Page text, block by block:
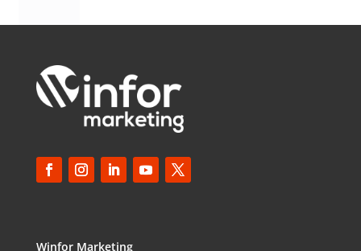
Winfor Marketing